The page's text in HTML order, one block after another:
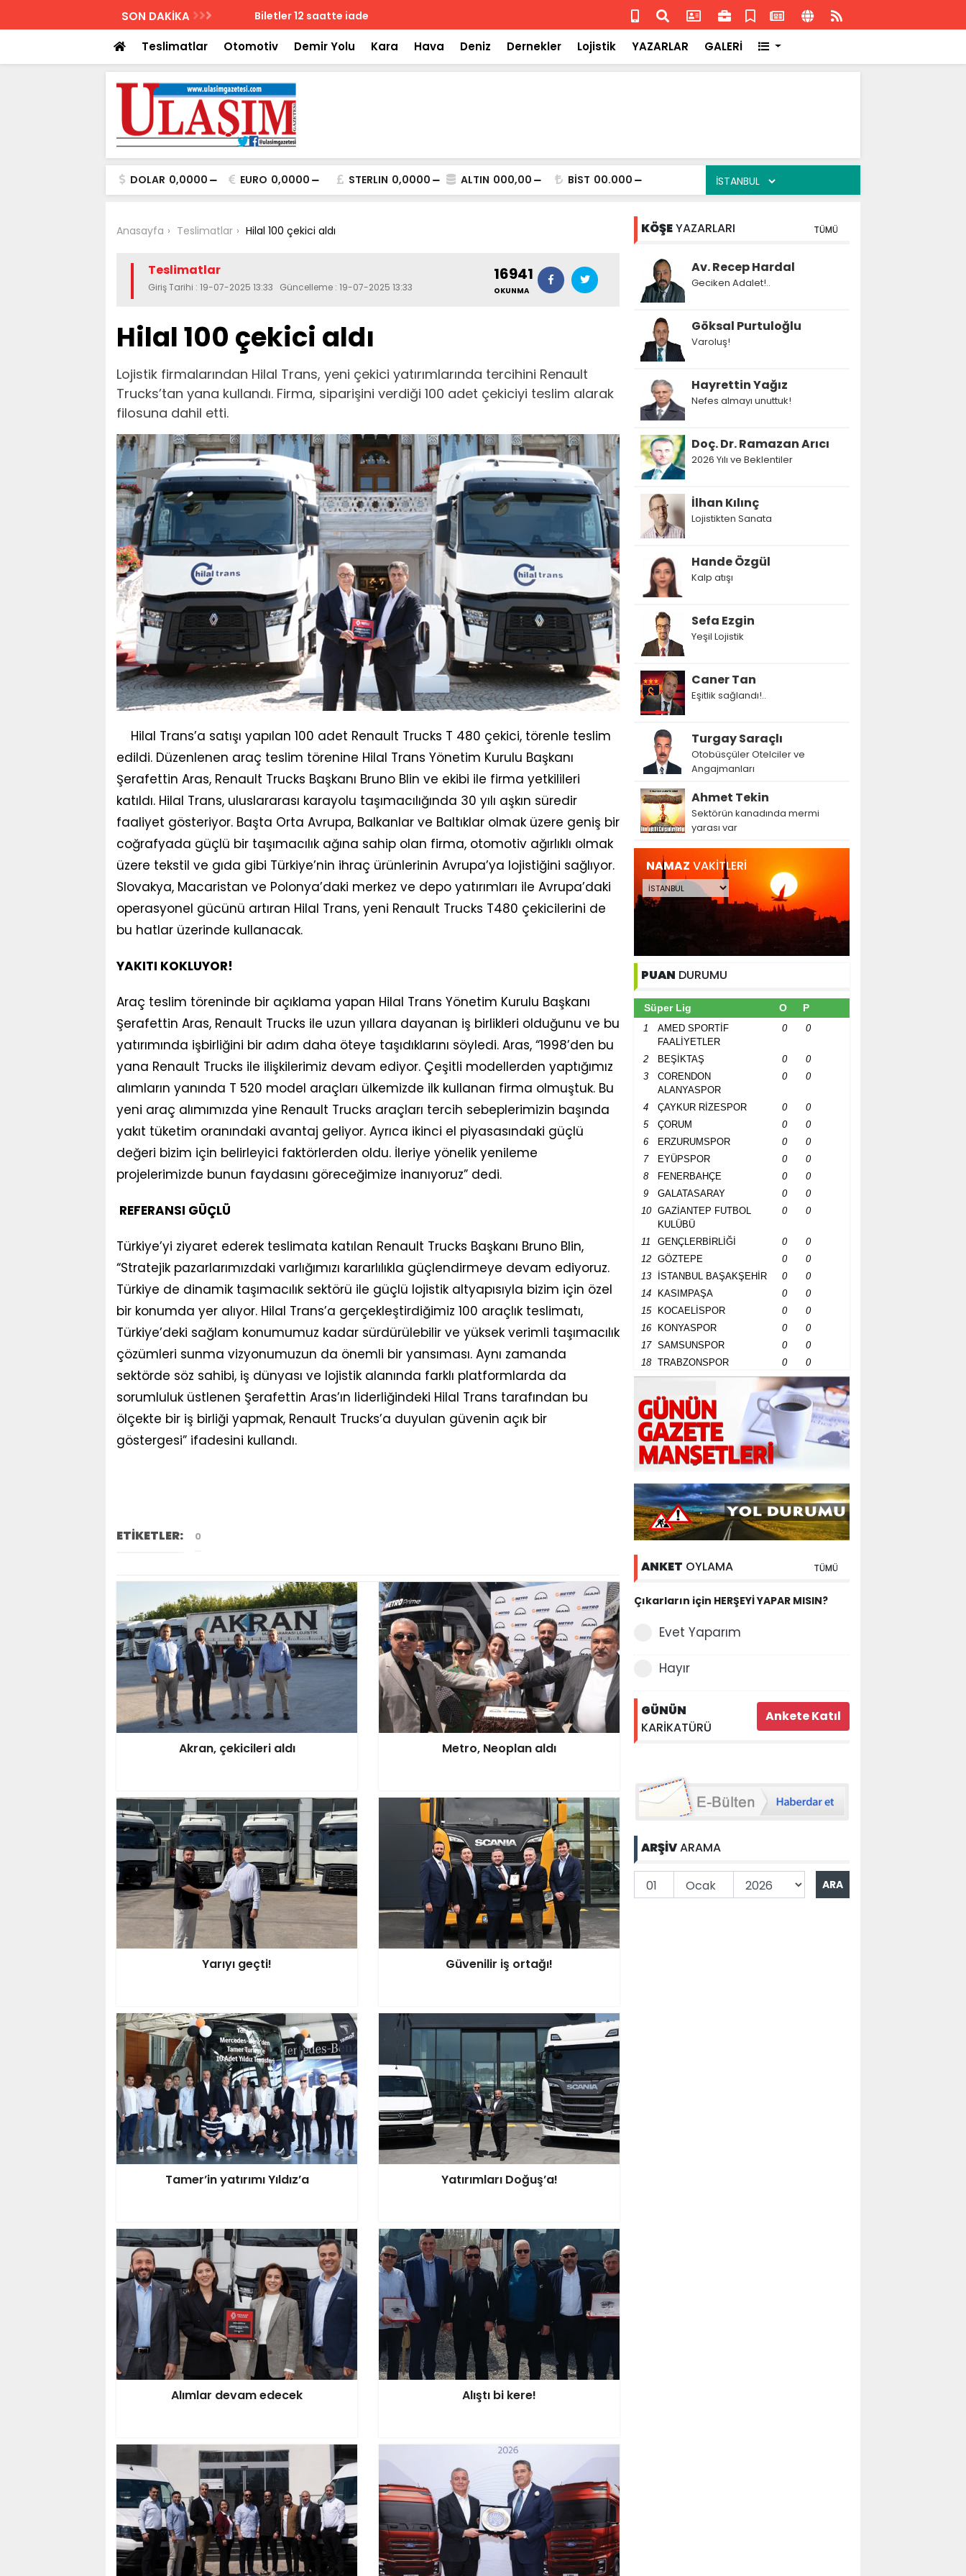
SON DAKİKA Biletler 12 saatte iade Isuzu'nun Fransa'daki başarısı
Teslimatlar Otomotiv Demir Yolu Kara Hava Deniz Dernekler Lojistik YAZARLAR GALERİ
DOLAR 0,0000 EURO 0,0000 STERLIN 0,0000 ALTIN 000,00 BİST 00.000
Anasayfa Teslimatlar Hilal 100 çekici aldı
Teslimatlar
Giriş Tarihi : 19-07-2025 13:33 Güncelleme : 19-07-2025 13:33
16941
OKUNMA
Hilal 100 çekici aldı
Lojistik firmalarından Hilal Trans, yeni çekici yatırımlarında tercihini Renault
Trucks’tan yana kullandı. Firma, siparişini verdiği 100 adet çekiciyi teslim alarak
filosuna dahil etti.
Hilal Trans’a satışı yapılan 100 adet Renault Trucks T 480 çekici, törenle teslim
edildi. Düzenlenen araç teslim törenine Hilal Trans Yönetim Kurulu Başkanı
Şerafettin Aras, Renault Trucks Başkanı Bruno Blin ve ekibi ile firma yetkilileri
katıldı. Hilal Trans, uluslararası karayolu taşımacılığında 30 yılı aşkın süredir
faaliyet gösteriyor. Başta Orta Avrupa, Balkanlar ve Baltıklar olmak üzere geniş bir
coğrafyada güçlü bir taşımacılık ağına sahip olan firma, otomotiv ağırlıklı olmak
üzere tekstil ve gıda gibi Türkiye’nin ihraç ürünlerinin Avrupa’ya lojistiğini sağlıyor.
Slovakya, Macaristan ve Polonya’daki merkez ve depo yatırımları ile Avrupa’daki
operasyonel gücünü artıran Hilal Trans, yeni Renault Trucks T480 çekicilerini de
bu hatlar üzerinde kullanacak.
YAKITI KOKLUYOR!
Araç teslim töreninde bir açıklama yapan Hilal Trans Yönetim Kurulu Başkanı
Şerafettin Aras, Renault Trucks ile uzun yıllara dayanan iş birlikleri olduğunu ve bu
yatırımında işbirliğini bir adım daha öteye taşıdıklarını söyledi. Aras, “1998’den bu
yana Renault Trucks ile ilişkilerimiz devam ediyor. Çeşitli modellerden yaptığımız
alımların yanında T 520 model araçları ülkemizde ilk kullanan firma olmuştuk. Bu
yeni araç alımımızda yine Renault Trucks araçları tercih sebeplerimizin başında
yakıt tüketim oranındaki avantaj geliyor. Ayrıca ikinci el piyasasındaki güçlü
değeri bizim için belirleyici faktörlerden oldu. İleriye yönelik yenileme
projelerimizde bunun faydasını göreceğimize inanıyoruz” dedi.
REFERANSI GÜÇLÜ
Türkiye’yi ziyaret ederek teslimata katılan Renault Trucks Başkanı Bruno Blin,
“Stratejik pazarlarımızdaki varlığımızı kararlılıkla güçlendirmeye devam ediyoruz.
Türkiye de dinamik taşımacılık sektörü ile güçlü lojistik altyapısıyla bizim için özel
bir konumda yer alıyor. Hilal Trans’a gerçekleştirdiğimiz 100 araçlık teslimatı,
Türkiye’deki sağlam konumumuz kadar sürdürülebilir ve yüksek verimli taşımacılık
çözümleri sunma vizyonumuzun da önemli bir yansıması. Aynı zamanda
sektörde söz sahibi, iş dünyası ve lojistik alanında farklı platformlarda da
sorumluluk üstlenen Şerafettin Aras’ın liderliğindeki Hilal Trans tarafından bu
ölçekte bir iş birliği yapmak, Renault Trucks’a duyulan güvenin açık bir
göstergesi” ifadesini kullandı.
ETİKETLER: 0
Akran, çekicileri aldı Metro, Neoplan aldı
Yarıyı geçti! Güvenilir iş ortağı!
Tamer’in yatırımı Yıldız’a Yatırımları Doğuş’a!
Alımlar devam edecek Alıştı bi kere!
KÖŞEYAZARLARI TÜMÜ
Av. Recep Hardal
Geciken Adalet!..
Göksal Purtuloğlu
Varoluş!
Hayrettin Yağız
Nefes almayı unuttuk!
Doç. Dr. Ramazan Arıcı
2026 Yılı ve Beklentiler
İlhan Kılınç
Lojistikten Sanata
Hande Özgül
Kalp atışı
Sefa Ezgin
Yeşil Lojistik
Caner Tan
Eşitlik sağlandı!..
Turgay Saraçlı
Otobüsçüler Otelciler ve
Angajmanları
Ahmet Tekin
Sektörün kanadında mermi
yarası var
NAMAZ VAKİTLERİ
PUAN DURUMU
Süper Lig O P
1
AMED SPORTİF
FAALİYETLER
0 0
2 BEŞİKTAŞ 0
0
3
CORENDON
ALANYASPOR
0 0
4 ÇAYKUR RİZESPOR 0
0
5
ÇORUM 0
0
6
ERZURUMSPOR 0
0
7
EYÜPSPOR 0
0
8
FENERBAHÇE 0
0
9
GALATASARAY 0
0
10
GAZİANTEP FUTBOL
KULÜBÜ
0 0
11 GENÇLERBİRLİĞİ 0
0
12
GÖZTEPE 0
0
13
İSTANBUL BAŞAKŞEHİR 0
0
14
KASIMPAŞA 0
0
15
KOCAELİSPOR 0
0
16
KONYASPOR 0
0
17
SAMSUNSPOR 0
0
18
TRABZONSPOR 0 0
ANKET OYLAMA TÜMÜ
Çıkarların için HERŞEYİ YAPAR MISIN?
Evet Yaparım
Hayır
GÜNÜN
KARİKATÜRÜ
ARŞİVARAMA